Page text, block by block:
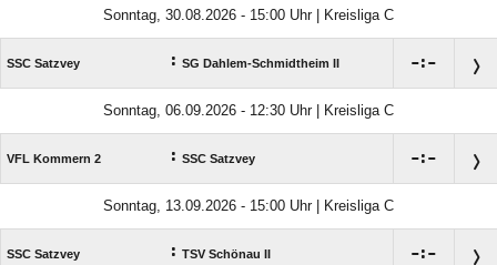
Sonntag, 30.08.2026 - 15:00 Uhr | Kreisliga C
SSC Satzvey : SG Dahlem-Schmidtheim II :
Sonntag, 06.09.2026 - 12:30 Uhr | Kreisliga C
VFL Kommern 2 : SSC Satzvey :
Sonntag, 13.09.2026 - 15:00 Uhr | Kreisliga C
SSC Satzvey : TSV Schönau II :